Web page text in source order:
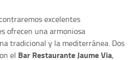
excelentes
ofrecen una armoniosa
tradicional y la mediterránea. Dos
el Bar Restaurante Jaume Via,